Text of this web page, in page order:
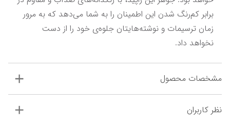
نخواهد داد.
مشخصات محصول
نظر کاربران